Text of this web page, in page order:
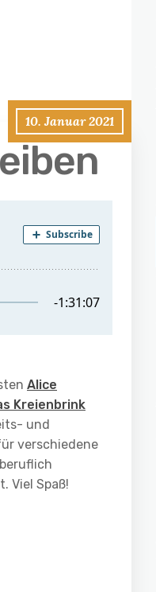
10. Januar 2021
Alice
Kreienbrink
und
verschiedene
Viel Spaß!